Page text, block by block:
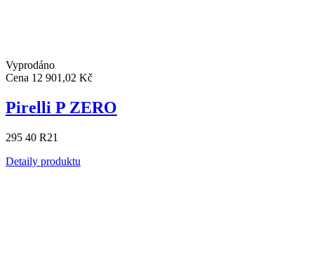
Vyprodáno
Cena 12 901,02 Kč
Pirelli P ZERO
295 40 R21
Detaily produktu